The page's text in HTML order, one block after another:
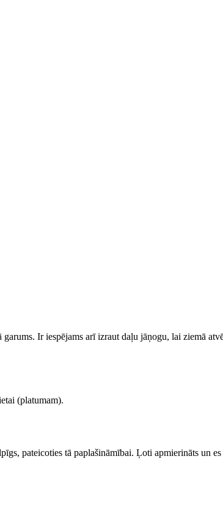
Ir iespējams arī izraut daļu jāņogu, lai ziemā
(platumam).
pateicoties tā paplašināmībai. Ļoti apmierināts un es